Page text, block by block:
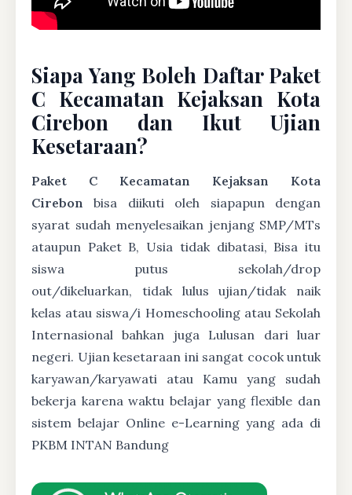
Siapa Yang Boleh Daftar Paket
C Kecamatan Kejaksan Kota
Cirebon dan Ikut Ujian
Kesetaraan?
Paket C Kecamatan Kejaksan Kota
Cirebon bisa diikuti oleh siapapun dengan
syarat sudah menyelesaikan jenjang SMP/MTs
ataupun Paket B, Usia tidak dibatasi, Bisa itu
siswa putus sekolah/drop
out/dikeluarkan, tidak lulus ujian/tidak naik
kelas atau siswa/i Homeschooling atau Sekolah
Internasional bahkan juga Lulusan dari luar
negeri. Ujian kesetaraan ini sangat cocok untuk
karyawan/karyawati atau Kamu yang sudah
bekerja karena waktu belajar yang flexible dan
sistem belajar Online e-Learning yang ada di
PKBM INTAN Bandung